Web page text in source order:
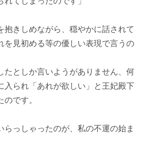
きしめながら、穏やかに話されて
を見初める等の優しい表現で言うの
としか言いようがありません、何
入られ「あれが欲しい」と王妃殿下
です。
っしゃったのが、私の不運の始ま